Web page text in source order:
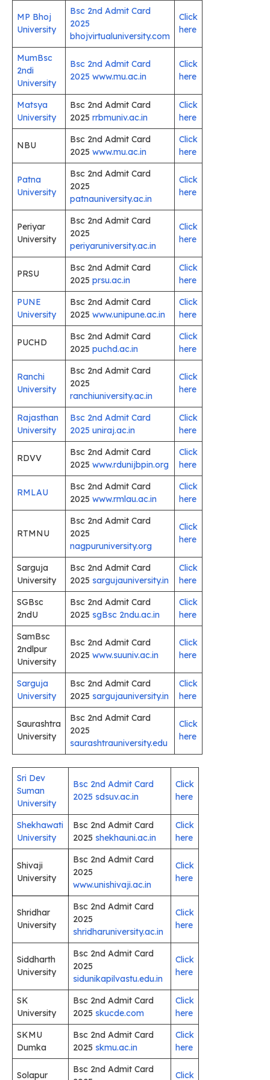
MP Bhoj
University
Bsc 2nd Admit Card
2025
bhojvirtualuniversity.com
Click
here
MumBsc
2ndi
University
Bsc 2nd Admit Card
2025 www.mu.ac.in
Click
here
Matsya
University
Bsc 2nd Admit Card
2025 rrbmuniv.ac.in
Click
here
NBU
Bsc 2nd Admit Card
2025 www.mu.ac.in
Click
here
Patna
University
Bsc 2nd Admit Card
2025
patnauniversity.ac.in
Click
here
Periyar
University
Bsc 2nd Admit Card
2025
periyaruniversity.ac.in
Click
here
PRSU
Bsc 2nd Admit Card
2025 prsu.ac.in
Click
here
PUNE
University
Bsc 2nd Admit Card
2025 www.unipune.ac.in
Click
here
PUCHD
Bsc 2nd Admit Card
2025 puchd.ac.in
Click
here
Ranchi
University
Bsc 2nd Admit Card
2025
ranchiuniversity.ac.in
Click
here
Rajasthan
University
Bsc 2nd Admit Card
2025 uniraj.ac.in
Click
here
RDVV
Bsc 2nd Admit Card
2025 www.rdunijbpin.org
Click
here
RMLAU
Bsc 2nd Admit Card
2025 www.rmlau.ac.in
Click
here
RTMNU
Bsc 2nd Admit Card
2025
nagpuruniversity.org
Click
here
Sarguja
University
Bsc 2nd Admit Card
2025 sargujauniversity.in
Click
here
SGBsc
2ndU
Bsc 2nd Admit Card
2025 sgBsc 2ndu.ac.in
Click
here
SamBsc
2ndlpur
University
Bsc 2nd Admit Card
2025 www.suuniv.ac.in
Click
here
Sarguja
University
Bsc 2nd Admit Card
2025 sargujauniversity.in
Click
here
Saurashtra
University
Bsc 2nd Admit Card
2025
saurashtrauniversity.edu
Click
here
Sri Dev
Suman
University
Bsc 2nd Admit Card
2025 sdsuv.ac.in
Click
here
Shekhawati
University
Bsc 2nd Admit Card
2025 shekhauni.ac.in
Click
here
Shivaji
University
Bsc 2nd Admit Card
2025
www.unishivaji.ac.in
Click
here
Shridhar
University
Bsc 2nd Admit Card
2025
shridharuniversity.ac.in
Click
here
Siddharth
University
Bsc 2nd Admit Card
2025
sidunikapilvastu.edu.in
Click
here
SK
University
Bsc 2nd Admit Card
2025 skucde.com
Click
here
SKMU
Dumka
Bsc 2nd Admit Card
2025 skmu.ac.in
Click
here
Solapur
Bsc 2nd Admit Card
Click